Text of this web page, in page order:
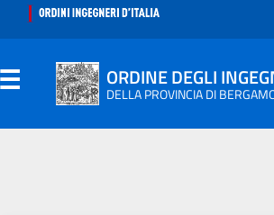
ORDINE DEGLI
DELLA PROVINCIA DI